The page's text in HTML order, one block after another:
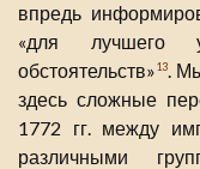
впредь
«для лучшего
обстоятельств»13.
здесь сложные
1772 гг. между
различными